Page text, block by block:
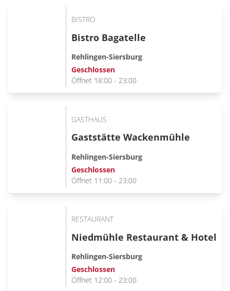
BISTRO
Bistro Bagatelle
Rehlingen-Siersburg
Geschlossen
Öffnet 18:00 - 23:00
GASTHAUS
Gaststätte Wackenmühle
Rehlingen-Siersburg
Geschlossen
Öffnet 11:00 - 23:00
RESTAURANT
Niedmühle Restaurant & Hotel
Rehlingen-Siersburg
Geschlossen
Öffnet 12:00 - 23:00